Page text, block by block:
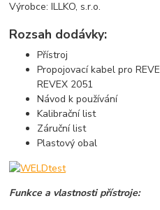
Výrobce: ILLKO, s.r.o.
Rozsah dodávky:
Přístroj
Propojovací kabel pro
REVEX 2051
Návod k používání
Kalibrační list
Záruční list
Plastový obal
Funkce a vlastnosti přístroje: